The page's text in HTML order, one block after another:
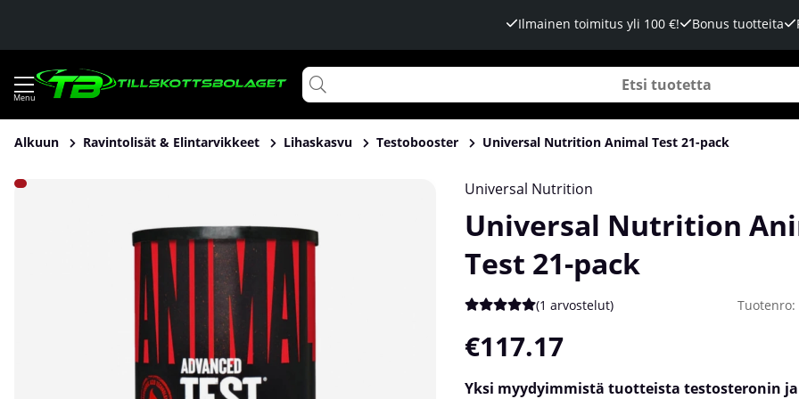
Ilmainen toimitus yli 100 €! Bonus tuotteita
Alkuun Ravintolisät & Elintarvikkeet Lihaskasvu Testobooster Universal Nutrition Animal Test 21-pack
Tuotekuvat Universal Nutrition Animal Test 21-pack Universal Nutrition
Universal Nutrition
Test 21-pack
Keskiarvoluokitus 5 / 5 Arvioiden määrä 1
(1 arvostelut) Tuotenro:
€117.17
Yksi myydyimmistä tuotteista testosteronin ja